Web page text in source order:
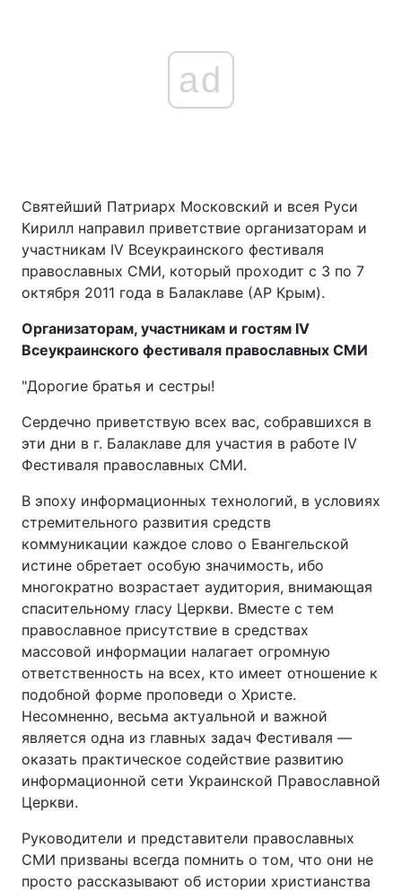
ad
Святейший Патриарх Московский и всея Руси
Кирилл направил приветствие организаторам и
участникам IV Всеукраинского фестиваля
православных СМИ, который проходит с 3 по 7
октября 2011 года в Балаклаве (АР Крым).
Организаторам, участникам и гостям IV
Всеукраинского фестиваля православных СМИ
"Дорогие братья и сестры!
Сердечно приветствую всех вас, собравшихся в
эти дни в г. Балаклаве для участия в работе IV
Фестиваля православных СМИ.
В эпоху информационных технологий, в условиях
стремительного развития средств
коммуникации каждое слово о Евангельской
истине обретает особую значимость, ибо
многократно возрастает аудитория, внимающая
спасительному гласу Церкви. Вместе с тем
православное присутствие в средствах
массовой информации налагает огромную
ответственность на всех, кто имеет отношение к
подобной форме проповеди о Христе.
Несомненно, весьма актуальной и важной
является одна из главных задач Фестиваля —
оказать практическое содействие развитию
информационной сети Украинской Православной
Церкви.
Руководители и представители православных
СМИ призваны всегда помнить о том, что они не
просто рассказывают об истории христианства